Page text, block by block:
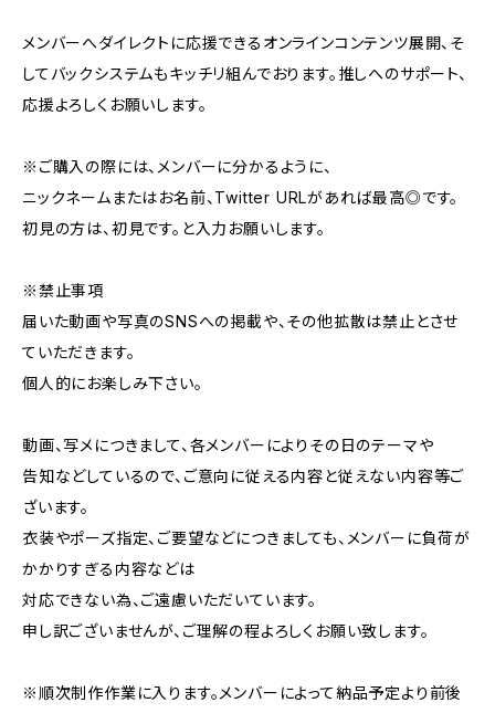
メンバーへダイレクトに応援できるオンラインコンテンツ展開、そ
してバックシステムもキッチリ組んでおります。推しへのサポート、
応援よろしくお願いします。
※ご購入の際には、メンバーに分かるように、
ニックネームまたはお名前、Twitter URLがあれば最高◎です。
初見の方は、初見です。と入力お願いします。
※禁止事項
届いた動画や写真のSNSへの掲載や、その他拡散は禁止とさせ
ていただきます。
個人的にお楽しみ下さい。
動画、写メにつきまして、各メンバーによりその日のテーマや
告知などしているので、ご意向に従える内容と従えない内容等ご
ざいます。
衣装やポーズ指定、ご要望などにつきましても、メンバーに負荷が
かかりすぎる内容などは
対応できない為、ご遠慮いただいています。
申し訳ございませんが、ご理解の程よろしくお願い致します。
※順次制作作業に入ります。メンバーによって納品予定より前後